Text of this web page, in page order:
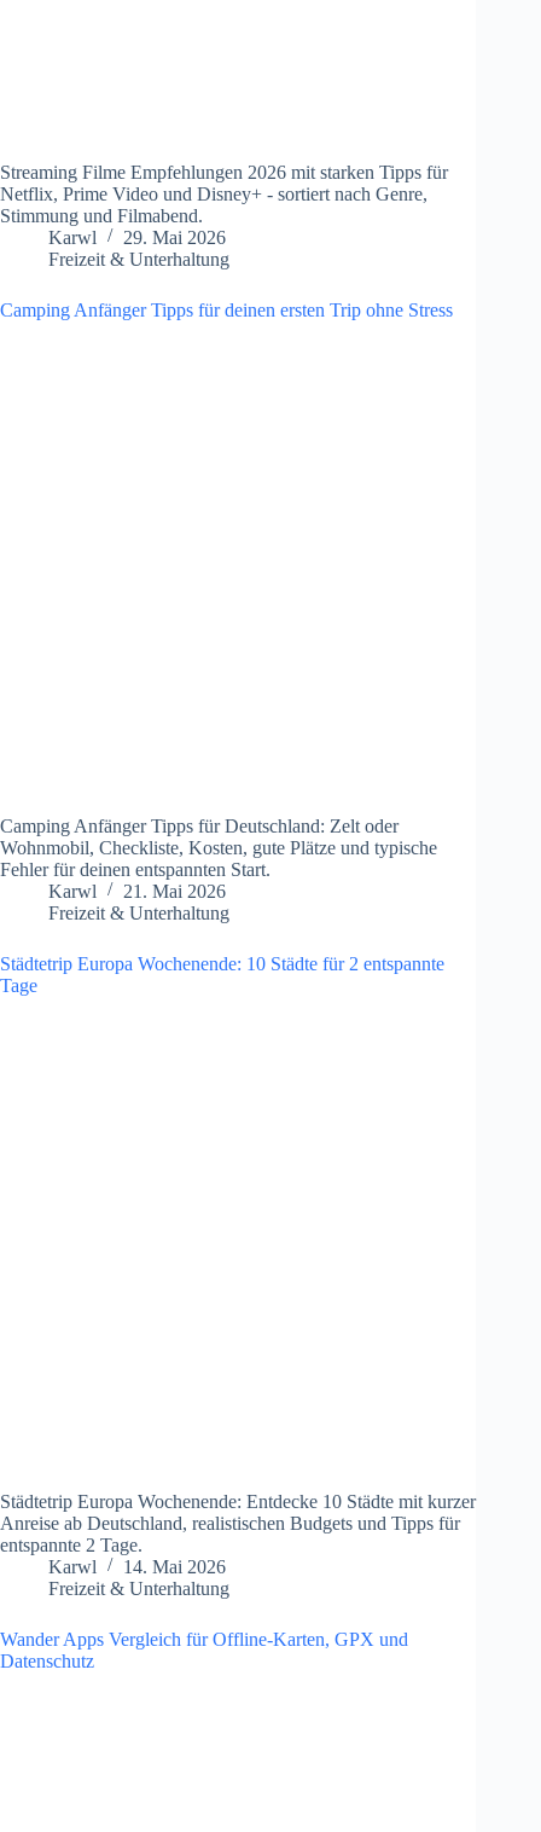
Streaming Filme Empfehlungen 2026 mit starken Tipps für
Netflix, Prime Video und Disney+ - sortiert nach Genre,
Stimmung und Filmabend.
Karwl
29. Mai 2026
Freizeit & Unterhaltung
Camping Anfänger Tipps für deinen ersten Trip ohne Stress
Camping Anfänger Tipps für Deutschland: Zelt oder
Wohnmobil, Checkliste, Kosten, gute Plätze und typische
Fehler für deinen entspannten Start.
Karwl
21. Mai 2026
Freizeit & Unterhaltung
Städtetrip Europa Wochenende: 10 Städte für 2 entspannte
Tage
Städtetrip Europa Wochenende: Entdecke 10 Städte mit kurzer
Anreise ab Deutschland, realistischen Budgets und Tipps für
entspannte 2 Tage.
Karwl
14. Mai 2026
Freizeit & Unterhaltung
Wander Apps Vergleich für Offline-Karten, GPX und
Datenschutz